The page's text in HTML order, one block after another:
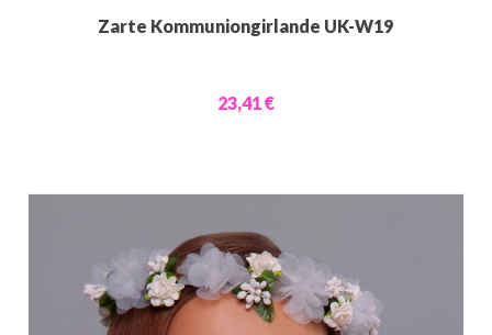
Zarte Kommuniongirlande UK-W19
23,41 €